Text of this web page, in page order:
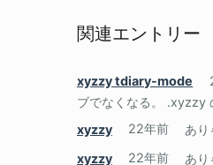
関連エントリー
xyzzy tdiary-mode
ブでなくなる。 .xyzzy
xyzzy
22年前
あ
xyzzy
22年前
あ